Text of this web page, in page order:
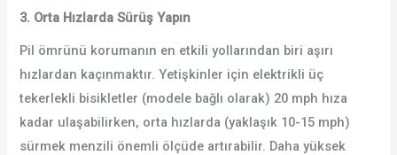
3. Orta Hızlarda Sürüş Yapın
Pil ömrünü korumanın en etkili yollarından biri aşırı
hızlardan kaçınmaktır. Yetişkinler için elektrikli üç
tekerlekli bisikletler (modele bağlı olarak) 20 mph hıza
kadar ulaşabilirken, orta hızlarda (yaklaşık 10-15 mph)
sürmek menzili önemli ölçüde artırabilir. Daha yüksek